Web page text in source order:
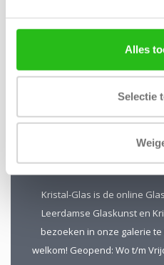
Alles
Selectie
Schrijf je in
Kristal-Glas is de online
Leerdamse Glaskunst en
bezoeken in onze galerie
welkom! Geopend: Wo t/m